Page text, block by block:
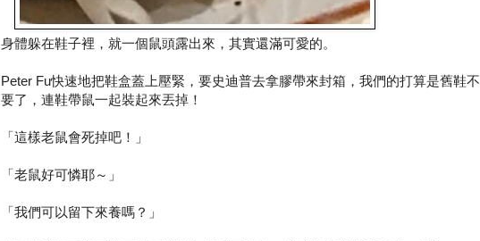
身體躲在鞋子裡，就一個鼠頭露出來，其實還滿可愛的。
Peter Fu快速地把鞋盒蓋上壓緊，要史迪普去拿膠帶來封箱，我們的打算是舊鞋不
要了，連鞋帶鼠一起裝起來丟掉！
「這樣老鼠會死掉吧！」
「老鼠好可憐耶～」
「我們可以留下來養嗎？」